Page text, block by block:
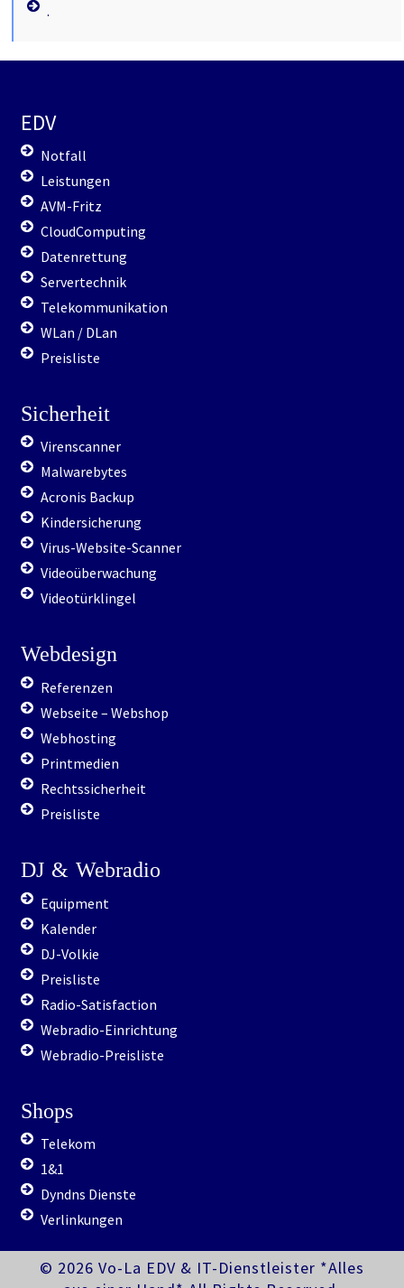
.
EDV
Notfall
Leistungen
AVM-Fritz
CloudComputing
Datenrettung
Servertechnik
Telekommunikation
WLan / DLan
Preisliste
Sicherheit
Virenscanner
Malwarebytes
Acronis Backup
Kindersicherung
Virus-Website-Scanner
Videoüberwachung
Videotürklingel
Webdesign
Referenzen
Webseite – Webshop
Webhosting
Printmedien
Rechtssicherheit
Preisliste
DJ & Webradio
Equipment
Kalender
DJ-Volkie
Preisliste
Radio-Satisfaction
Webradio-Einrichtung
Webradio-Preisliste
Shops
Telekom
1&1
Dyndns Dienste
Verlinkungen
© 2026 Vo-La EDV & IT-Dienstleister *Alles